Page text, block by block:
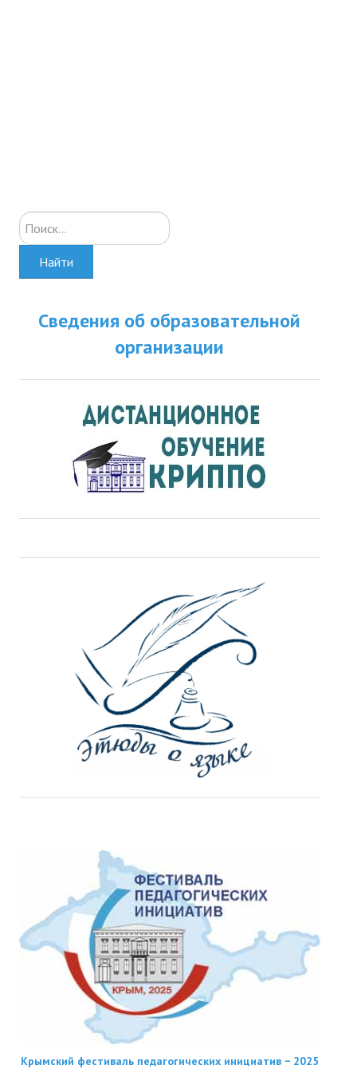
Искать...
Найти
Сведения об образовательной
организации
Крымский фестиваль педагогических инициатив − 2025